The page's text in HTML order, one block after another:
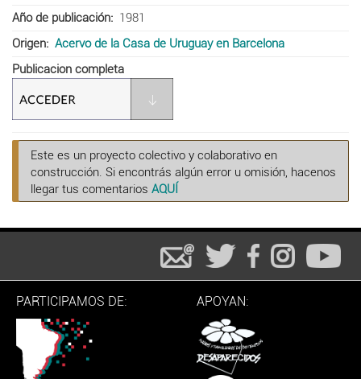
Año de publicación
1981
Origen
Acervo de la Casa de Uruguay en Barcelona
Publicacion completa
Este es un proyecto colectivo y colaborativo en
construcción. Si encontrás algún error u omisión, hacenos
llegar tus comentarios AQUÍ
PARTICIPAMOS DE: APOYAN: